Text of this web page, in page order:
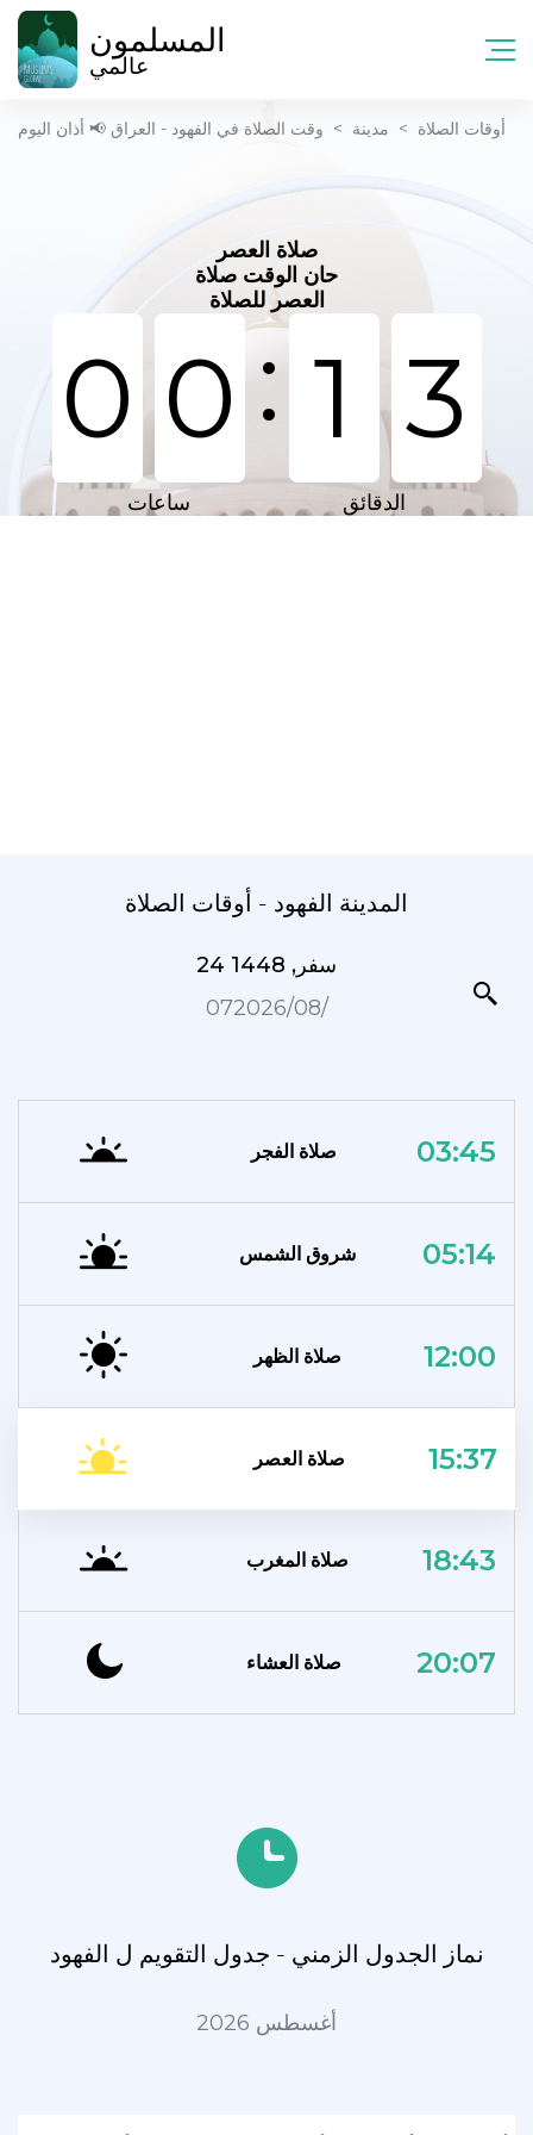
المسلمون
عالمي
أوقات الصلاة > مدينة > وقت الصلاة في الفهود - العراق 📢 أذان اليوم
صلاة العصر
حان الوقت صلاة
العصر للصلاة
0 0: 1 3
ساعات الدقائق
المدينة الفهود - أوقات الصلاة
24 سفر, 1448
07‏/08‏/2026
صلاة الفجر 03:45
شروق الشمس 05:14
صلاة الظهر 12:00
صلاة العصر 15:37
صلاة المغرب 18:43
صلاة العشاء 20:07
نماز الجدول الزمني - جدول التقويم ل الفهود
أغسطس 2026